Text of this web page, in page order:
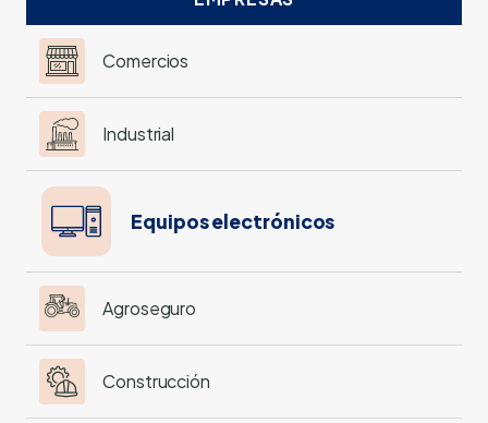
Comercios
Industrial
Equipos electrónicos
Agroseguro
Construcción